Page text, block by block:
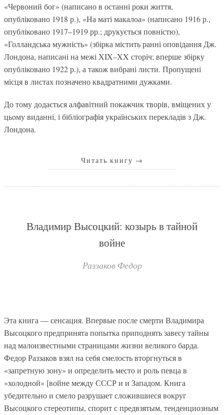
«Червоний бог» (написано в останні роки життя,
опубліковано 1918 р.), «На маті макалоа» (написано 1916 р.,
опубліковано 1917–1919 рр.; друкується повністю),
«Голландська мужність» (збірка містить ранні оповідання Дж.
Лондона, написані на межі XIX–XX сторіч; вперше збірку
опубліковано 1922 р.), а також вибрані листи. Пропущені
місця в листах позначено квадратними дужками.
До тому додається алфавітний покажчик творів, вміщених у
цьому виданні, і бібліографія українських перекладів з Дж.
Лондона.
Читать книгу →
Владимир Высоцкий: козырь в тайной
войне
Раззаков Федор
Эта книга — сенсация. Впервые после смерти Владимира
Высоцкого предпринята попытка приподнять завесу тайны
над малоизвестными страницами жизни великого барда.
Федор Раззаков взял на себя смелость вторгнуться в
«запретную зону» и определить место и роль певца в
«холодной» [войне между СССР и и Западом. Книга
убедительно и смело разрушает сложившиеся вокруг
Высоцкого стереотипы, спорит с предвзятым, тенденциозным